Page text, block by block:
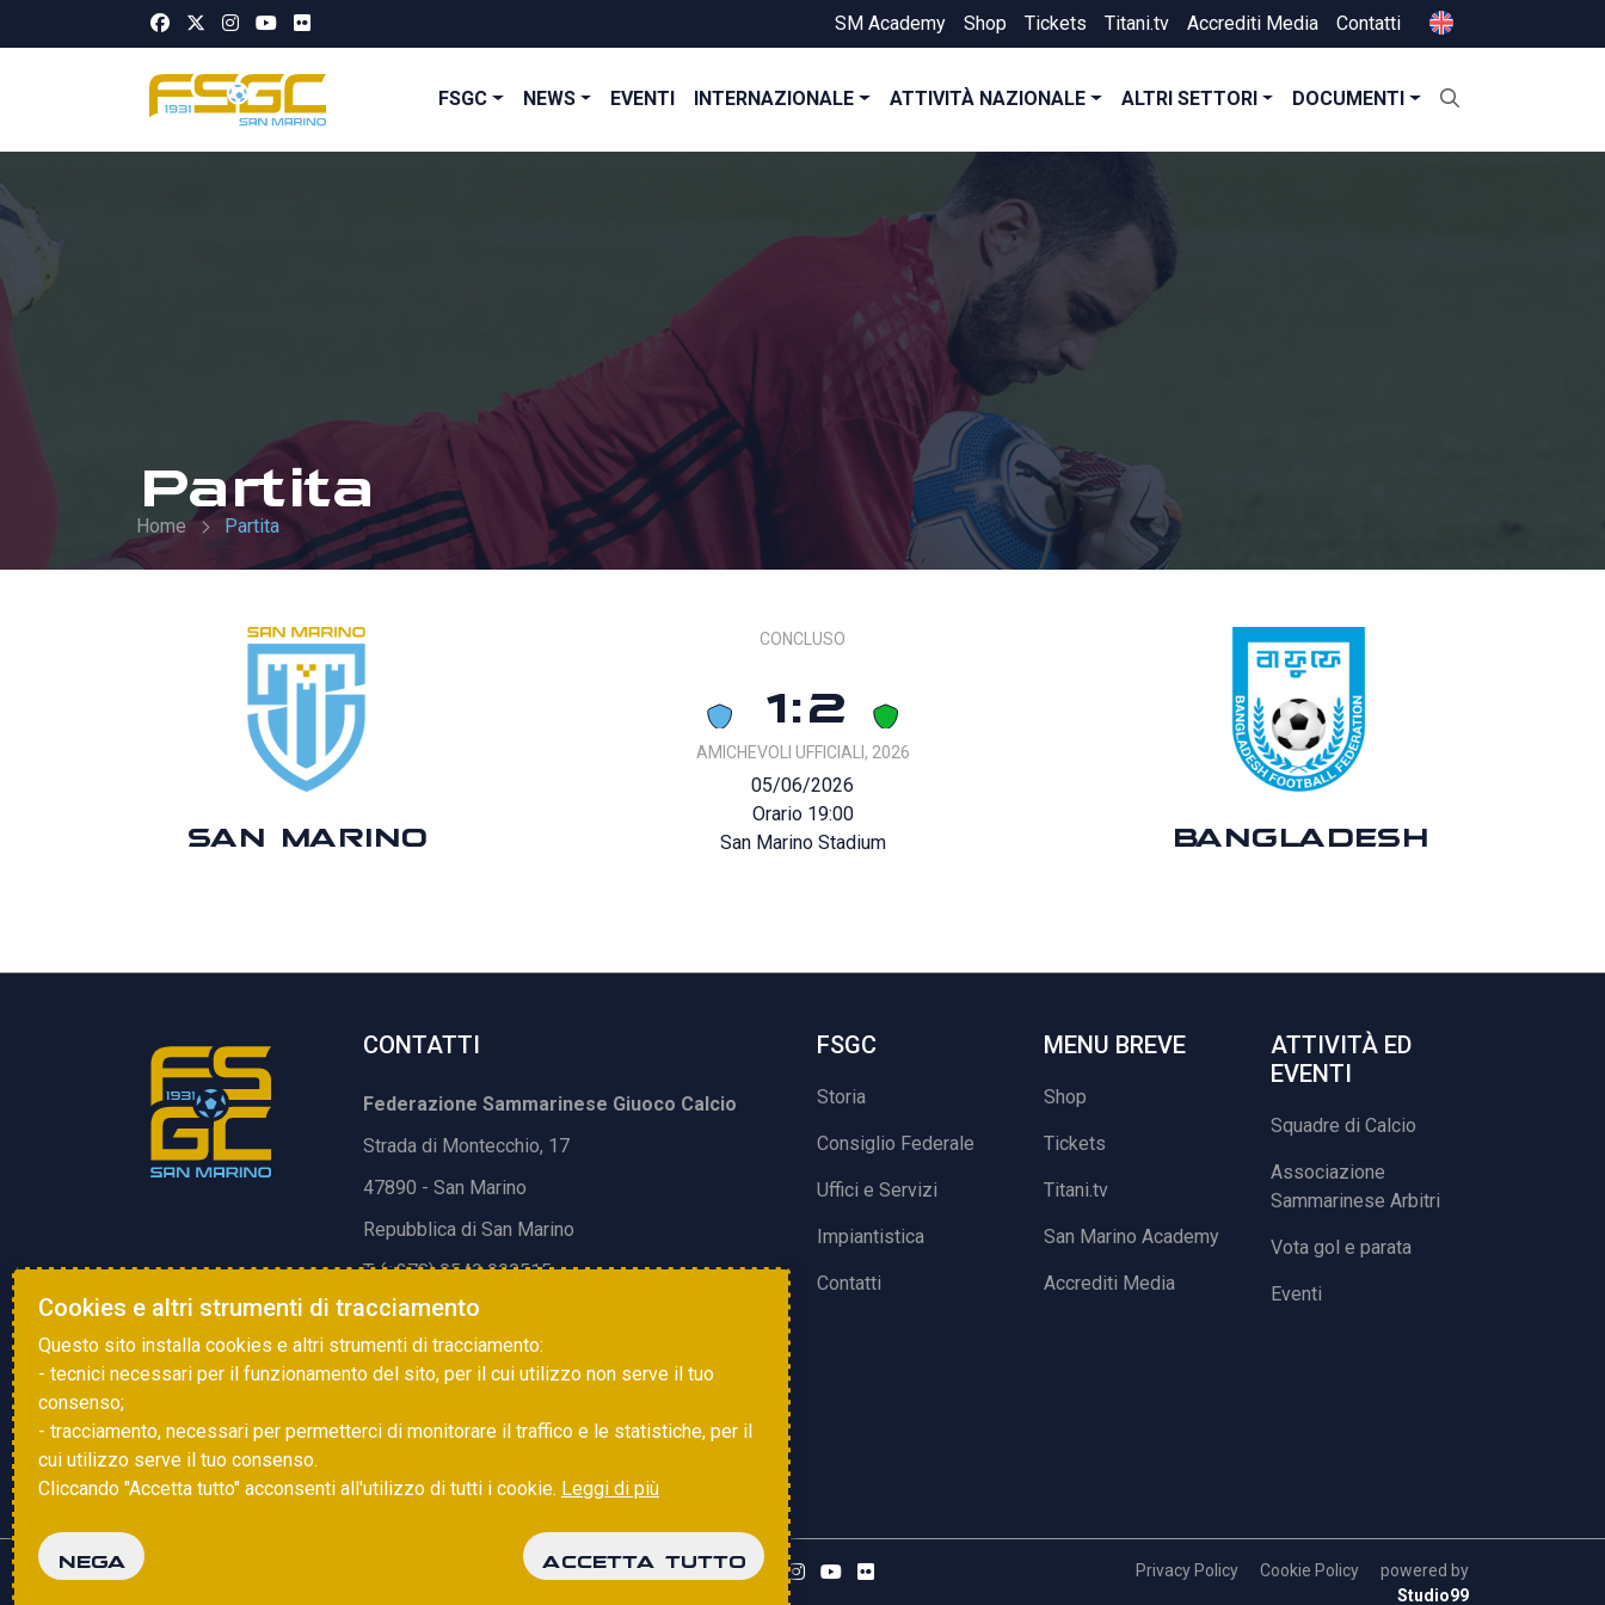
SM Academy Shop Tickets Titani.tv Accrediti Media Contatti
FSGC NEWS EVENTI INTERNAZIONALE ATTIVITÀ NAZIONALE ALTRI SETTORI DOCUMENTI
Partita
Home Partita
SAN MARINO
CONCLUSO
1:2
AMICHEVOLI UFFICIALI, 2026
05/06/2026
Orario 19:00
San Marino Stadium
BANGLADESH
CONTATTI
Federazione Sammarinese Giuoco Calcio
Strada di Montecchio, 17
47890 - San Marino
Repubblica di San Marino
T. (+378) 0549 990515
E.info@fsgc.sm
FSGC
Storia
Consiglio Federale
Uffici e Servizi
Impiantistica
Contatti
MENU BREVE
Shop
Tickets
Titani.tv
San Marino Academy
Accrediti Media
ATTIVITÀ ED
EVENTI
Squadre di Calcio
Associazione
Sammarinese Arbitri
Vota gol e parata
Eventi
Copyright © 2025 FSGC. Tutti i diritti riservati Privacy Policy Cookie Policy
powered by
Studio99
Cookies e altri strumenti di tracciamento
Questo sito installa cookies e altri strumenti di tracciamento:
- tecnici necessari per il funzionamento del sito, per il cui utilizzo non serve il tuo
consenso;
- tracciamento, necessari per permetterci di monitorare il traffico e le statistiche, per il
cui utilizzo serve il tuo consenso.
Cliccando "Accetta tutto" acconsenti all'utilizzo di tutti i cookie. Leggi di più
NEGA ACCETTA TUTTO